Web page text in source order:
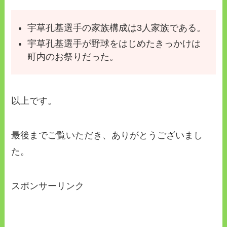
宇草孔基選手の家族構成は3人家族である。
宇草孔基選手が野球をはじめたきっかけは
町内のお祭りだった。
以上です。
最後までご覧いただき、ありがとうございまし
た。
スポンサーリンク